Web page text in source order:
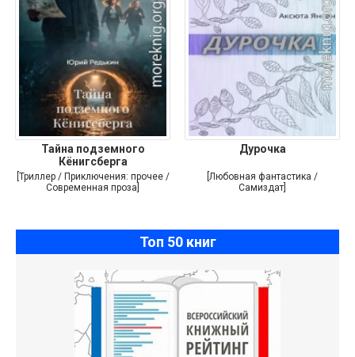
Тайна подземного
Кёнигсберга
[Триллер / Приключения: прочее /
Современная проза]
Дурочка
[Любовная фантастика /
Самиздат]
Топ 50 книг